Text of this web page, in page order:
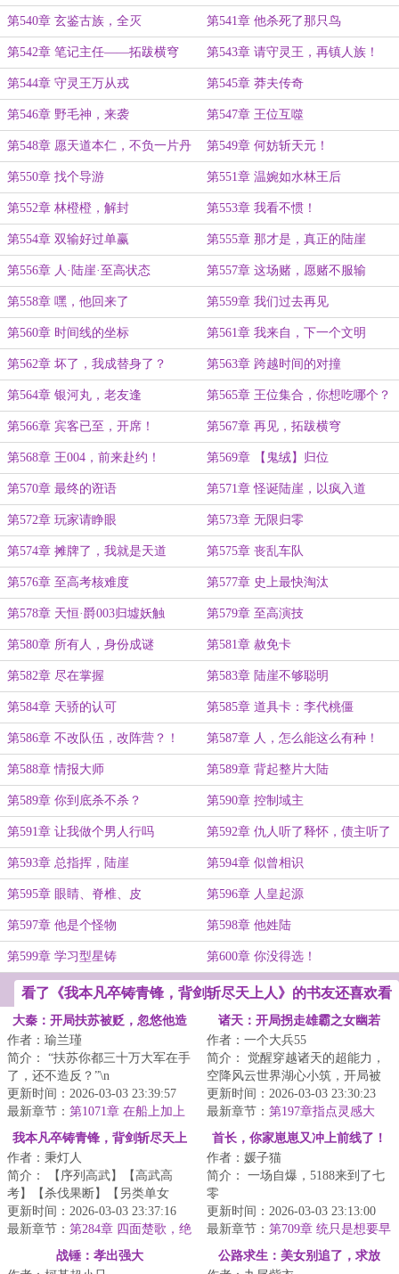
第540章 玄鉴古族，全灭 第541章 他杀死了那只鸟
第542章 笔记主任——拓跋横穹 第543章 请守灵王，再镇人族！
第544章 守灵王万从戎 第545章 莽夫传奇
第546章 野毛神，来袭 第547章 王位互噬
第548章 愿天道本仁，不负一片丹
心
第549章 何妨斩天元！
第550章 找个导游 第551章 温婉如水林王后
第552章 林橙橙，解封 第553章 我看不惯！
第554章 双输好过单赢 第555章 那才是，真正的陆崖
第556章 人·陆崖·至高状态 第557章 这场赌，愿赌不服输
第558章 嘿，他回来了 第559章 我们过去再见
第560章 时间线的坐标 第561章 我来自，下一个文明
第562章 坏了，我成替身了？ 第563章 跨越时间的对撞
第564章 银河丸，老友逢 第565章 王位集合，你想吃哪个？
第566章 宾客已至，开席！ 第567章 再见，拓跋横穹
第568章 王004，前来赴约！ 第569章 【鬼绒】归位
第570章 最终的诳语 第571章 怪诞陆崖，以疯入道
第572章 玩家请睁眼 第573章 无限归零
第574章 摊牌了，我就是天道 第575章 丧乱车队
第576章 至高考核难度 第577章 史上最快淘汰
第578章 天恒·爵003归墟妖触 第579章 至高演技
第580章 所有人，身份成谜 第581章 赦免卡
第582章 尽在掌握 第583章 陆崖不够聪明
第584章 天骄的认可 第585章 道具卡：李代桃僵
第586章 不改队伍，改阵营？！ 第587章 人，怎么能这么有种！
第588章 情报大师 第589章 背起整片大陆
第589章 你到底杀不杀？ 第590章 控制域主
第591章 让我做个男人行吗 第592章 仇人听了释怀，债主听了
捐款
第593章 总指挥，陆崖 第594章 似曾相识
第595章 眼睛、脊椎、皮 第596章 人皇起源
第597章 他是个怪物 第598章 他姓陆
第599章 学习型星铸 第600章 你没得选！
看了《我本凡卒铸青锋，背剑斩尽天上人》的书友还喜欢看
大秦：开局扶苏被贬，忽悠他造
作者：瑜兰瑾
简介： “扶苏你都三十万大军在手
了，还不造反？”\n
“等秦始皇死...
更新时间：2026-03-03 23:39:57
最新章节： 第1071章 在船上加上
火炮口！
诸天：开局拐走雄霸之女幽若
作者：一个大兵55
简介： 觉醒穿越诸天的超能力，
空降风云世界湖心小筑，开局被
幽若用剑指着脖子。
更新时间：2026-03-03 23:30:23
最新章节： 第197章指点灵感大
王，得《黑水诀》
我本凡卒铸青锋，背剑斩尽天上
作者：秉灯人
简介： 【序列高武】【高武高
考】【杀伐果断】【另类单女
主】【不压实力】\n欢迎来到无限
天元世...
更新时间：2026-03-03 23:37:16
最新章节： 第284章 四面楚歌，绝
首长，你家崽崽又冲上前线了！
作者：媛子猫
简介： 一场自爆，5188来到了七
零
她小心翼翼的藏着脑子里还在运...
更新时间：2026-03-03 23:13:00
最新章节： 第709章 统只是想要早
点回去找叔
战锤：孝出强大
公路求生：美女别追了，求放